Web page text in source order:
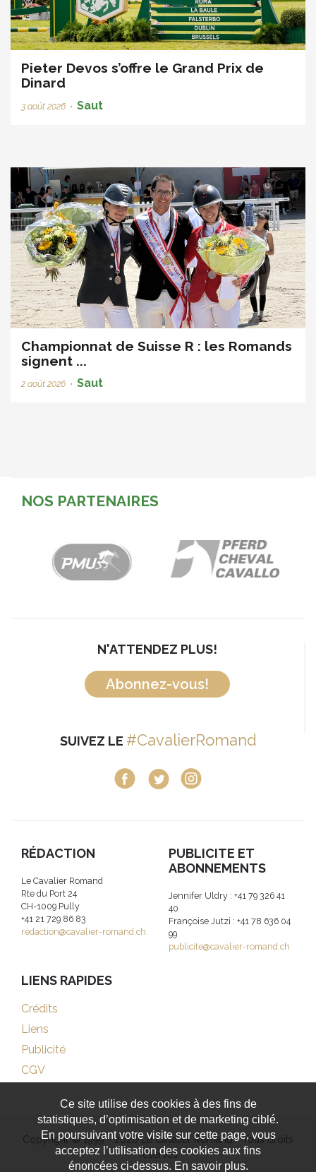
Pieter Devos s’offre le Grand Prix de
Dinard
3 août 2026 • Saut
Championnat de Suisse R : les Romands
signent ...
2 août 2026 • Saut
NOS PARTENAIRES
N'ATTENDEZ PLUS!
Abonnez-vous!
SUIVEZ LE #CavalierRomand
RÉDACTION
Le Cavalier Romand
Rte du Port 24
CH-1009 Pully
+41 21 729 86 83
redaction@cavalier-romand.ch
PUBLICITE ET
ABONNEMENTS
Jennifer Uldry : +41 79 326 41
40
Françoise Jutzi : +41 78 636 04
99
publicite@cavalier-romand.ch
LIENS RAPIDES
Crédits
Liens
Publicité
CGV
Copyright © 1999 - 2026 Le Cavalier Romand - Tous droits
réservés
Ce site utilise des cookies à des fins de
statistiques, d’optimisation et de marketing ciblé.
En poursuivant votre visite sur cette page, vous
acceptez l’utilisation des cookies aux fins
énoncées ci-dessus. En savoir plus.